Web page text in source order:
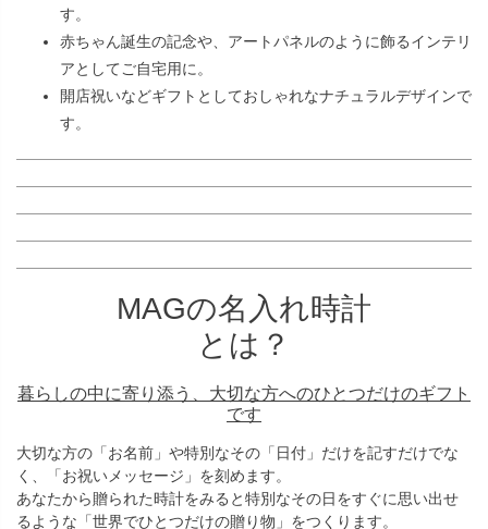
す。
赤ちゃん誕生の記念や、アートパネルのように飾るインテリ
アとしてご自宅用に。
開店祝いなどギフトとしておしゃれなナチュラルデザインで
す。
MAGの名入れ時計
とは？
暮らしの中に寄り添う、大切な方へのひとつだけのギフト
です
大切な方の「お名前」や特別なその「日付」だけを記すだけでな
く、「お祝いメッセージ」を刻めます。
あなたから贈られた時計をみると特別なその日をすぐに思い出せ
るような「世界でひとつだけの贈り物」をつくります。